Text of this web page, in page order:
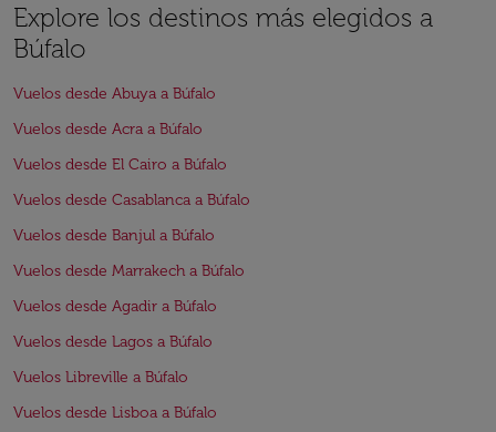
Explore los destinos más elegidos a
Búfalo
Vuelos desde Abuya a Búfalo
Vuelos desde Acra a Búfalo
Vuelos desde El Cairo a Búfalo
Vuelos desde Casablanca a Búfalo
Vuelos desde Banjul a Búfalo
Vuelos desde Marrakech a Búfalo
Vuelos desde Agadir a Búfalo
Vuelos desde Lagos a Búfalo
Vuelos Libreville a Búfalo
Vuelos desde Lisboa a Búfalo